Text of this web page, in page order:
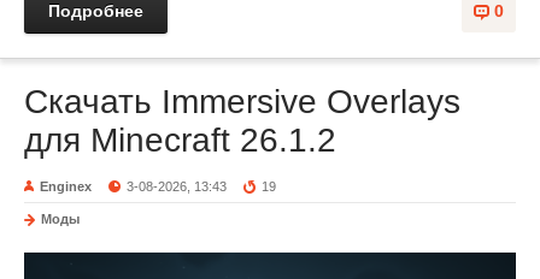
0
Подробнее
Скачать Immersive Overlays
для Minecraft 26.1.2
Enginex 3-08-2026, 13:43 19
Моды